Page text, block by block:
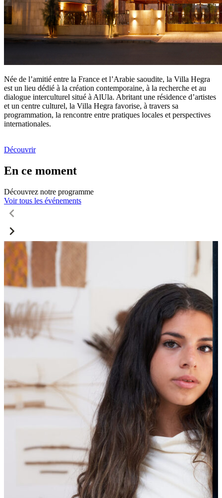
Née de l’amitié entre la France et l’Arabie saoudite, la Villa Hegra
est un lieu dédié à la création contemporaine, à la recherche et au
dialogue interculturel situé à AlUla. Abritant une résidence d’artistes
et un centre culturel, la Villa Hegra favorise, à travers sa
programmation, la rencontre entre pratiques locales et perspectives
internationales.
Découvrir
En ce moment
Découvrez notre programme
Voir tous les événements